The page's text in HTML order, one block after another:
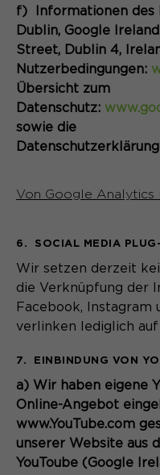
f) Informationen des
Dublin, Google
Street, Dublin 4,
Nutzerbedingungen:
Übersicht zum
Datenschutz:
sowie die
Von Google Analytics
6. SOCIAL MEDIA
Wir setzen derzeit
die Verknüpfung der
Facebook, Instagram
verlinken lediglich
7. EINBINDUNG VON
a) Wir haben eigene
Online-Angebot
www.YouTube.com
unserer Website aus
YouToube (Google